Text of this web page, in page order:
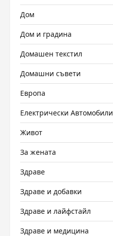
Дом
Дом и градина
Домашен текстил
Домашни съвети
Европа
Електрически Автомобили
Живот
За жената
Здраве
Здраве и добавки
Здраве и лайфстайл
Здраве и медицина